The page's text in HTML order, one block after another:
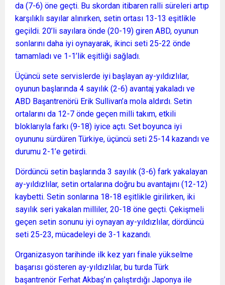
da (7-6) öne geçti. Bu skordan itibaren ralli süreleri artıp
karşılıklı sayılar alınırken, setin ortası 13-13 eşitlikle
geçildi. 20’li sayılara önde (20-19) giren ABD, oyunun
sonlarını daha iyi oynayarak, ikinci seti 25-22 önde
tamamladı ve 1-1’lik eşitliği sağladı.
Üçüncü sete servislerde iyi başlayan ay-yıldızlılar,
oyunun başlarında 4 sayılık (2-6) avantaj yakaladı ve
ABD Başantrenörü Erik Sullivan’a mola aldırdı. Setin
ortalarını da 12-7 önde geçen milli takım, etkili
bloklarıyla farkı (9-18) iyice açtı. Set boyunca iyi
oyununu sürdüren Türkiye, üçüncü seti 25-14 kazandı ve
durumu 2-1’e getirdi.
Dördüncü setin başlarında 3 sayılık (3-6) fark yakalayan
ay-yıldızlılar, setin ortalarına doğru bu avantajını (12-12)
kaybetti. Setin sonlarına 18-18 eşitlikle girilirken, iki
sayılık seri yakalan milliler, 20-18 öne geçti. Çekişmeli
geçen setin sonunu iyi oynayan ay-yıldızlılar, dördüncü
seti 25-23, mücadeleyi de 3-1 kazandı.
Organizasyon tarihinde ilk kez yarı finale yükselme
başarısı gösteren ay-yıldızlılar, bu turda Türk
başantrenör Ferhat Akbaş’ın çalıştırdığı Japonya ile